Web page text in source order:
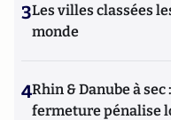
3Les villes classées
monde
4Rhin & Danube à sec
fermeture pénalise